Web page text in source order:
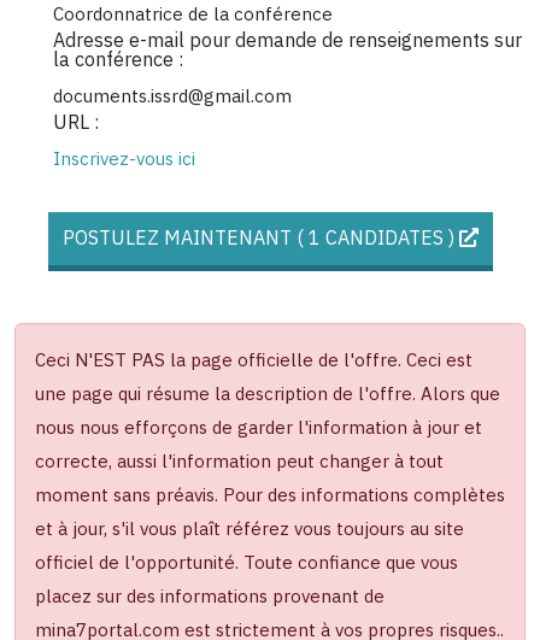
Coordonnatrice de la conférence
Adresse e-mail pour demande de renseignements sur
la conférence :
documents.issrd@gmail.com
URL :
Inscrivez-vous ici
POSTULEZ MAINTENANT ( 1 CANDIDATES )
Ceci N'EST PAS la page officielle de l'offre. Ceci est
une page qui résume la description de l'offre. Alors que
nous nous efforçons de garder l'information à jour et
correcte, aussi l'information peut changer à tout
moment sans préavis. Pour des informations complètes
et à jour, s'il vous plaît référez vous toujours au site
officiel de l'opportunité. Toute confiance que vous
placez sur des informations provenant de
mina7portal.com est strictement à vos propres risques..